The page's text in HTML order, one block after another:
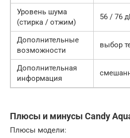
Уровень шума
(стирка / отжим)
56 / 76
Дополнительные
возможности
выбор
Дополнительная
информация
Плюсы и минусы Candy
Плюсы модели: